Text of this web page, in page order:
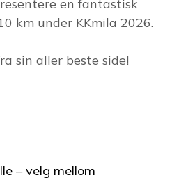
en fantastisk
km under KKmila 2026.
sin aller beste side!
– velg mellom